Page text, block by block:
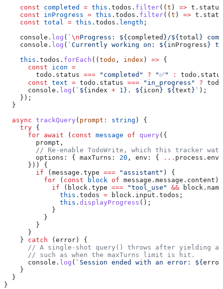
    const
completed = this . todos . filter((t ) => t . status
    const
inProgress = this . todos . filter((t ) => t .
    const
total = this . todos . length ;
    console
. log ( ` \nProgress: ${completed } /${total }
    console
. log ( `Currently working on: ${inProgress}
    this
. todos . forEach ((todo , index ) => {
      const
icon =
        todo
. status === "completed" ? "✅" : todo .
      const
text = todo . status === "in_progress" ? todo
      console
. log ( ` ${index + 1 } . ${icon} ${text} ` );
    });
  }
  async
trackQuery ( prompt : string ) {
    try
{
      for
await ( const message of query ({
        prompt
,
// Re-enable TodoWrite, which this tracker
        options:
{ maxTurns: 20 , env: { ... process . env
      })) {
        if
(message . type === "assistant" ) {
          for
( const block of message . message . content )
            if
( block . type === "tool_use" && block . name
              this
. todos = block . input . todos ;
              this
. displayProgress ();
            }
          }
        }
      }
    }
catch (error) {
// A single-shot query() throws after yielding
      // such as when the maxTurns limit is hit.
      console
. log ( `Session ended with an error: ${error
    }
  }
}